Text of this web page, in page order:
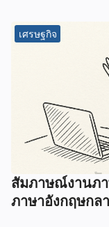
เศรษฐกิจ
สัมภาษณ์งานภ
ภาษาอังกฤษกล